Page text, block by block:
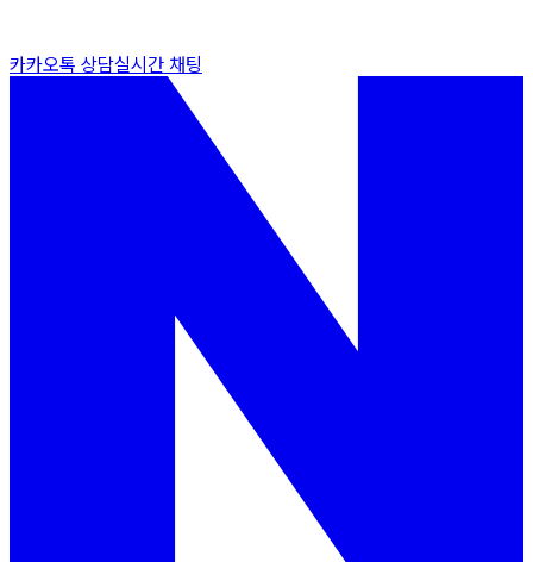
카카오톡 상담실시간 채팅